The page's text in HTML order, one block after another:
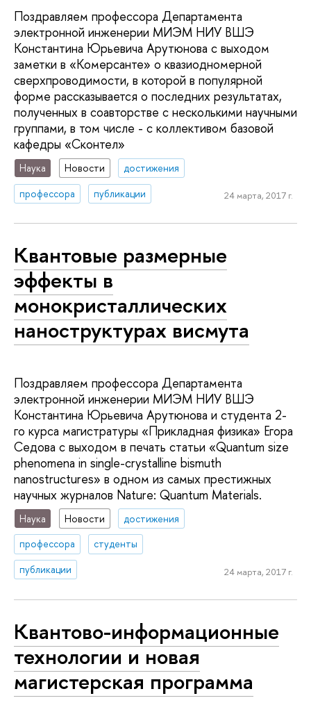
Поздравляем профессора Департамента
электронной инженерии МИЭМ НИУ ВШЭ
Константина Юрьевича Арутюнова с выходом
заметки в «Комерсанте» о квазиодномерной
сверхпроводимости, в которой в популярной
форме рассказывается о последних результатах,
полученных в соавторстве с несколькими научными
группами, в том числе - с коллективом базовой
кафедры «Сконтел»
Наука Новости
достижения
профессора
публикации 24 марта, 2017 г.
Квантовые размерные
эффекты в
монокристаллических
наноструктурах висмута
Поздравляем профессора Департамента
электронной инженерии МИЭМ НИУ ВШЭ
Константина Юрьевича Арутюнова и студента 2-
го курса магистратуры «Прикладная физика» Егора
Седова с выходом в печать статьи «Quantum size
phenomena in single-crystalline bismuth
nanostructures» в одном из самых престижных
научных журналов Nature: Quantum Materials.
Наука Новости
достижения
профессора
студенты
публикации
24 марта, 2017 г.
Квантово-информационные
технологии и новая
магистерская программа